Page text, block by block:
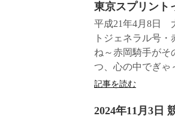
東京スプリント
平成21年4月8日
トジェネラル号
ね～赤岡騎手がそ
つ、心の中でぎゃ
記事を読む
2024年11月3日